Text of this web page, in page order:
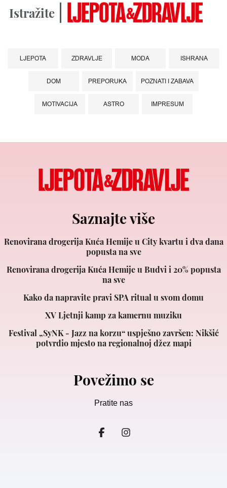
Istražite
LJEPOTA ZDRAVLJE MODA ISHRANA
DOM PREPORUKA POZNATI I ZABAVA
MOTIVACIJA ASTRO IMPRESUM
Saznajte više
Renovirana drogerija Kuća Hemije u City kvartu i dva dana
popusta na sve
Renovirana drogerija Kuća Hemije u Budvi i 20% popusta
na sve
Kako da napravite pravi SPA ritual u svom domu
XV Ljetnji kamp za kamernu muziku
Festival „SyNK - Jazz na korzu“ uspješno završen: Nikšić
potvrdio mjesto na regionalnoj džez mapi
Povežimo se
Pratite nas